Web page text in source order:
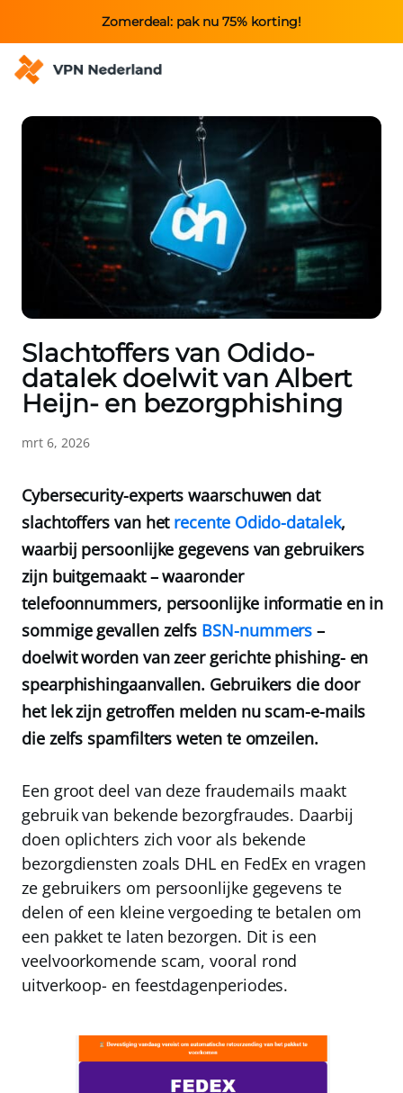
Zomerdeal: pak nu 75% korting!
Slachtoffers van Odido-
datalek doelwit van Albert
Heijn- en bezorgphishing
mrt 6, 2026
Cybersecurity-experts waarschuwen dat
slachtoffers van het recente Odido-datalek,
waarbij persoonlijke gegevens van gebruikers
zijn buitgemaakt – waaronder
telefoonnummers, persoonlijke informatie en in
sommige gevallen zelfs BSN-nummers –
doelwit worden van zeer gerichte phishing- en
spearphishingaanvallen. Gebruikers die door
het lek zijn getroffen melden nu scam-e-mails
die zelfs spamfilters weten te omzeilen.
Een groot deel van deze fraudemails maakt
gebruik van bekende bezorgfraudes. Daarbij
doen oplichters zich voor als bekende
bezorgdiensten zoals DHL en FedEx en vragen
ze gebruikers om persoonlijke gegevens te
delen of een kleine vergoeding te betalen om
een pakket te laten bezorgen. Dit is een
veelvoorkomende scam, vooral rond
uitverkoop- en feestdagenperiodes.